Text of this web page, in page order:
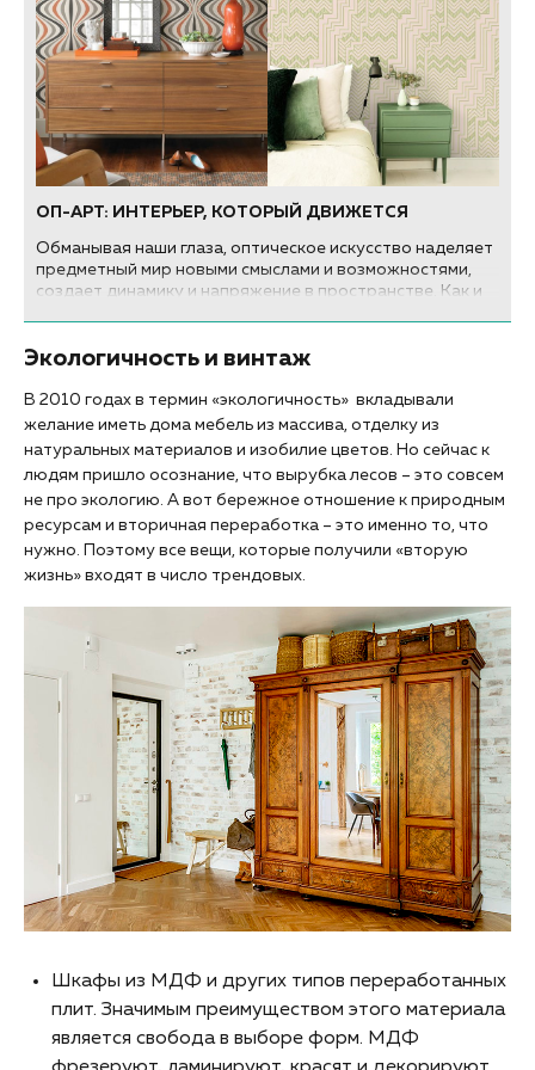
ОП-АРТ: ИНТЕРЬЕР, КОТОРЫЙ ДВИЖЕТСЯ
Обманывая наши глаза, оптическое искусство наделяет
предметный мир новыми смыслами и возможностями,
создает динамику и напряжение в пространстве. Как и
Экологичность и винтаж
В 2010 годах в термин «экологичность» вкладывали
желание иметь дома мебель из массива, отделку из
натуральных материалов и изобилие цветов. Но сейчас к
людям пришло осознание, что вырубка лесов – это совсем
не про экологию. А вот бережное отношение к природным
ресурсам и вторичная переработка – это именно то, что
нужно. Поэтому все вещи, которые получили «вторую
жизнь» входят в число трендовых.
Шкафы из МДФ и других типов переработанных
плит. Значимым преимуществом этого материала
является свобода в выборе форм. МДФ